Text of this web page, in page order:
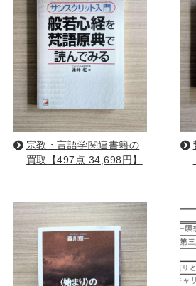
生物・バイオテクノロジー 科学書
他理工書 地球科学
臨床医学一般 薬学書
針灸・
小児科学 整形外科学
ンテリア 占い
手芸・クラフト
宗教・言語学関連書籍の
買取【497点 34,698円】